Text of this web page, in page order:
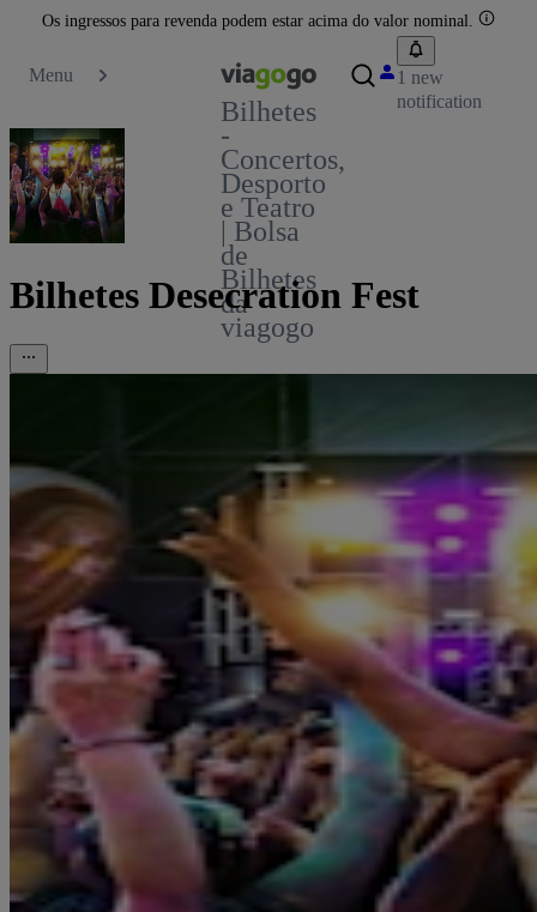
Os ingressos para revenda podem estar acima do valor nominal.
Menu
Bilhetes
-
Concertos,
Desporto
e Teatro
| Bolsa
de
Bilhetes
da
viagogo
1 new
notification
Bilhetes Desecration Fest